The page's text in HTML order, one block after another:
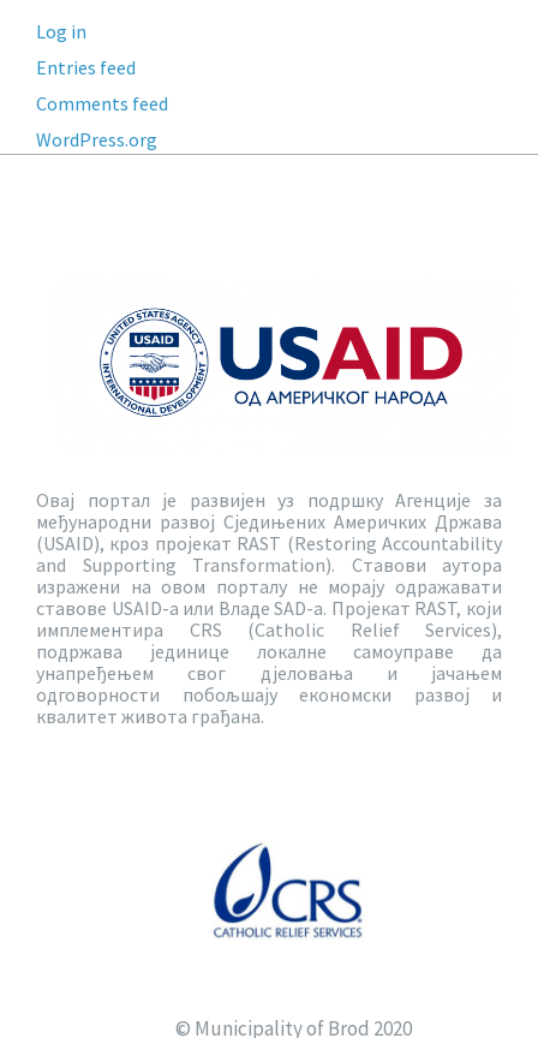
Log in
Entries feed
Comments feed
WordPress.org
Овај портал је развијен уз подршку Агенције за
међународни развој Сједињених Америчких Држава
(USAID), кроз пројекат RAST (Restoring Accountability
and Supporting Transformation). Ставови аутора
изражени на овом порталу не морају одражавати
ставове USAID-a или Владе SAD-a. Пројекат RAST, који
имплементира CRS (Catholic Relief Services),
подржава јединице локалне самоуправе да
унапређењем свог дјеловања и јачањем
одговорности побољшају економски развој и
квалитет живота грађана.
© Municipality of Brod 2020